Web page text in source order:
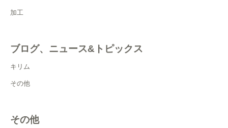
加工
ブログ、ニュース&トピックス
キリム
その他
その他